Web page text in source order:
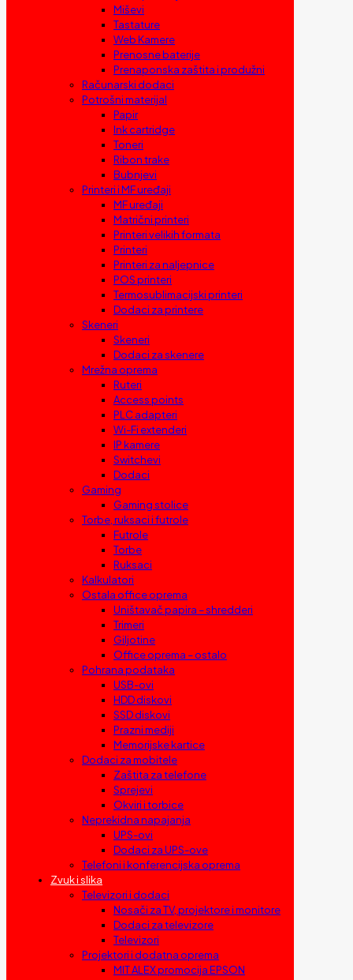
Miševi
Tastature
Web Kamere
Prenosne baterije
Prenaponska zaštita i produžni
Računarski dodaci
Potrošni materijal
Papir
Ink cartridge
Toneri
Ribon trake
Bubnjevi
Printeri i MF uređaji
MF uređaji
Matrični printeri
Printeri velikih formata
Printeri
Printeri za naljepnice
POS printeri
Termosublimacijski printeri
Dodaci za printere
Skeneri
Skeneri
Dodaci za skenere
Mrežna oprema
Ruteri
Access points
PLC adapteri
Wi-Fi extenderi
IP kamere
Switchevi
Dodaci
Gaming
Gaming stolice
Torbe, ruksaci i futrole
Futrole
Torbe
Ruksaci
Kalkulatori
Ostala office oprema
Uništavač papira – shredderi
Trimeri
Giljotine
Office oprema – ostalo
Pohrana podataka
USB-ovi
HDD diskovi
SSD diskovi
Prazni mediji
Memorijske kartice
Dodaci za mobitele
Zaštita za telefone
Sprejevi
Okviri i torbice
Neprekidna napajanja
UPS-ovi
Dodaci za UPS-ove
Telefoni i konferencijska oprema
Zvuk i slika
Televizori i dodaci
Nosači za TV, projektore i monitore
Dodaci za televizore
Televizori
Projektori i dodatna oprema
MIT ALEX promocija EPSON